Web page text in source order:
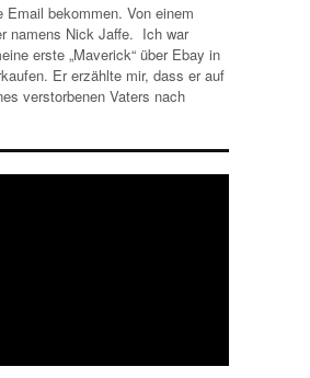
bekommen. Von einem
namens Nick Jaffe. Ich war
erste „Maverick“ über Ebay in
Er erzählte mir, dass er auf
verstorbenen Vaters nach